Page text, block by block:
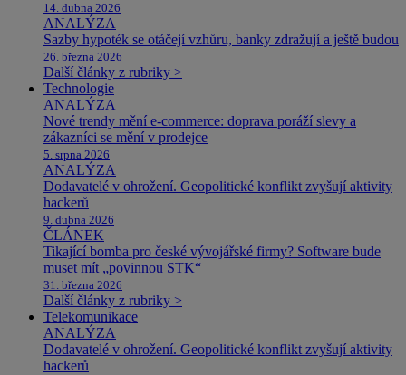
14. dubna 2026
ANALÝZA
Sazby hypoték se otáčejí vzhůru, banky zdražují a ještě budou
26. března 2026
Další články z rubriky >
Technologie
ANALÝZA
Nové trendy mění e-commerce: doprava poráží slevy a
zákazníci se mění v prodejce
5. srpna 2026
ANALÝZA
Dodavatelé v ohrožení. Geopolitické konflikt zvyšují aktivity
hackerů
9. dubna 2026
ČLÁNEK
Tikající bomba pro české vývojářské firmy? Software bude
muset mít „povinnou STK“
31. března 2026
Další články z rubriky >
Telekomunikace
ANALÝZA
Dodavatelé v ohrožení. Geopolitické konflikt zvyšují aktivity
hackerů